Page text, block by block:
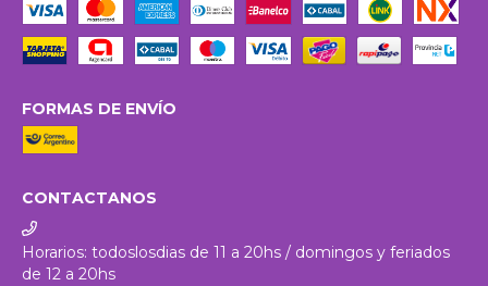
FORMAS DE ENVÍO
CONTACTANOS
Horarios: todoslosdias de 11 a 20hs / domingos y feriados
de 12 a 20hs